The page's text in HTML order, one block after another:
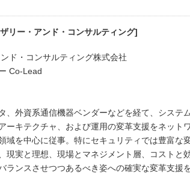
リー・アンド・コンサルティング]
ド・コンサルティング株式会社
Co-Lead
、外資系通信機器ベンダーなどを経て、システ
ーキテクチャ、および運用の変革支援をネットワ
域を中心に従事。特にセキュリティでは豊富な
現実と理想、現場とマネジメント層、コストと
ランスさせつつあるべき姿への確実な変革支援